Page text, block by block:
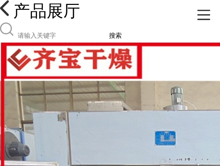
产品展厅
搜索